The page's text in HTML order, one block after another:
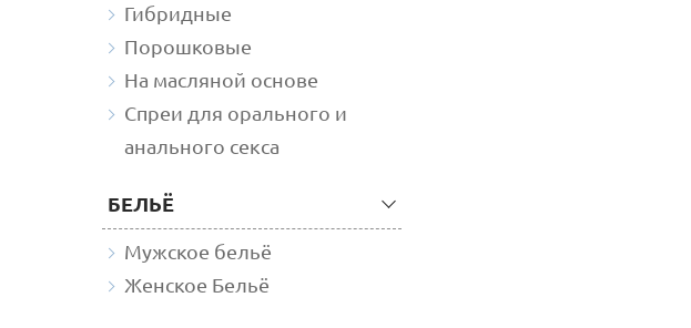
Гибридные
Порошковые
На масляной основе
Спреи для орального и
анального секса
БЕЛЬЁ
Мужское бельё
Женское Бельё